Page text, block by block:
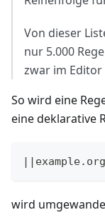
Von dieser
nur 5.000
zwar im
So wird eine
eine deklarative
wird